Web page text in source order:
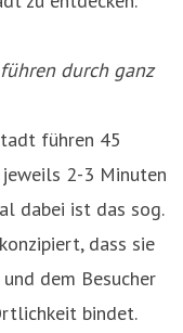
durch ganz
führen 45
2-3 Minuten
dabei ist das sog.
dass sie
dem Besucher
bindet.